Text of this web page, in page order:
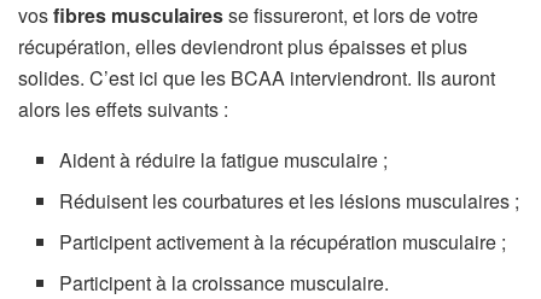
vosfibres musculairesse fissureront, et lors de votre
récupération, elles deviendront plus épaisses et plus
solides. C’est ici que les BCAA interviendront. Ils auront
alors les effets suivants :
Aident à réduire la fatigue musculaire ;
Réduisent les courbatures et les lésions musculaires ;
Participent activement à la récupération musculaire ;
Participent à la croissance musculaire.